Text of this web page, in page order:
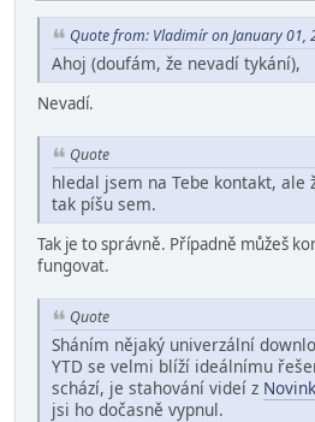
Quote from: Vladimír on January 01,
Ahoj (doufám, že nevadí tykání),
Nevadí.
Quote
hledal jsem na Tebe kontakt, ale
tak píšu sem.
Tak je to správně. Případně můžeš
fungovat.
Quote
Sháním nějaký univerzální
YTD se velmi blíží ideálnímu
schází, je stahování videí z
jsi ho dočasně vypnul.